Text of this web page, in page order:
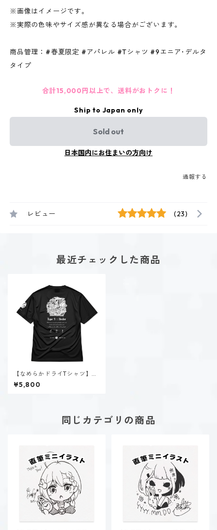
※画像はイメージです。
※実際の色味やサイズ感が異なる場合がございます。
商品管理：#春夏限定 #アパレル #Tシャツ #9エニア･デルタ
タイプ
合計15,000円以上で、送料がおトクに！
Ship to Japan only
Sold out
日本国内にお住まいの方向け
通報する
レビュー (23)
最近チェックした商品
【なめらかドライTシャツ】タ
イプ９-慈しむ人（ダーク）｜
ブラック
¥5,800
同じカテゴリの商品